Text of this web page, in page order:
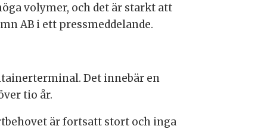
volymer, och det är starkt att
AB i ett pressmeddelande.
Det innebär en
tio år.
är fortsatt stort och inga